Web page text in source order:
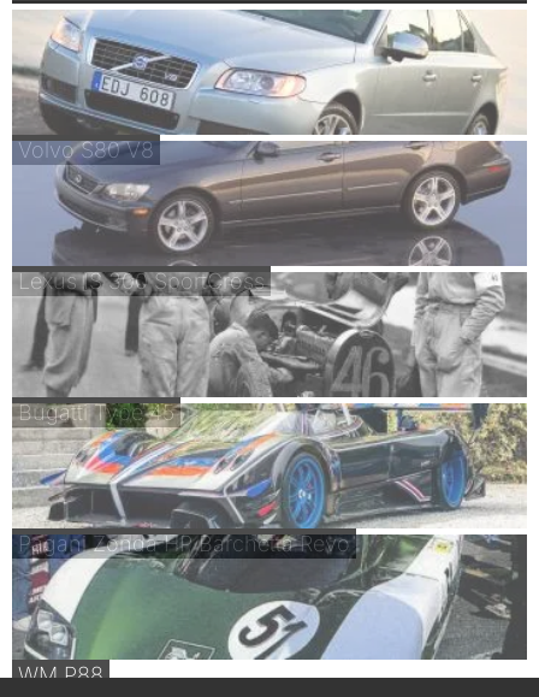
Volvo S80 V8
Lexus IS 300 SportCross
Bugatti Type 45
Pagani Zonda HP Barchetta Revo
WM P88